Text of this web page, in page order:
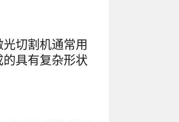
切割机通常用
具有复杂形状